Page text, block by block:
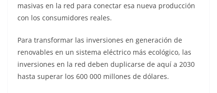
masivas en la red para conectar esa nueva producción
con los consumidores reales.
Para transformar las inversiones en generación de
renovables en un sistema eléctrico más ecológico, las
inversiones en la red deben duplicarse de aquí a 2030
hasta superar los 600 000 millones de dólares.